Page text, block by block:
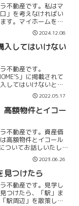
不動産です。私はマ
」を考えなければい
す。マイホームを検
後、購入される物件
そうか、考えたこと
目線がとても大切で
不動産...
2024.12.08
入してはいけない
不動産です。
」に掲載されて
してはいけないと思
。あくまで不動産サ
イトであって物件を
保障するものではあ
2022.05.17
高額物件とイコー
不動産です。資産価
高額物件とイコール
ついてお話しいたし
していて、高額物件
あるように思えてし
そうではありませ
」です...
2023.06.26
見つけたら
不動産です。見学し
つけたら、「駅」ま
駅周辺」を散策して